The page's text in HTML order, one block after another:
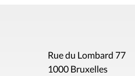
Rue du Lombard 77
1000 Bruxelles